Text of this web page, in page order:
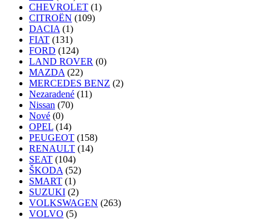
CHEVROLET (1)
CITROËN (109)
DACIA (1)
FIAT (131)
FORD (124)
LAND ROVER (0)
MAZDA (22)
MERCEDES BENZ (2)
Nezaradené (11)
Nissan (70)
Nové (0)
OPEL (14)
PEUGEOT (158)
RENAULT (14)
SEAT (104)
ŠKODA (52)
SMART (1)
SUZUKI (2)
VOLKSWAGEN (263)
VOLVO (5)